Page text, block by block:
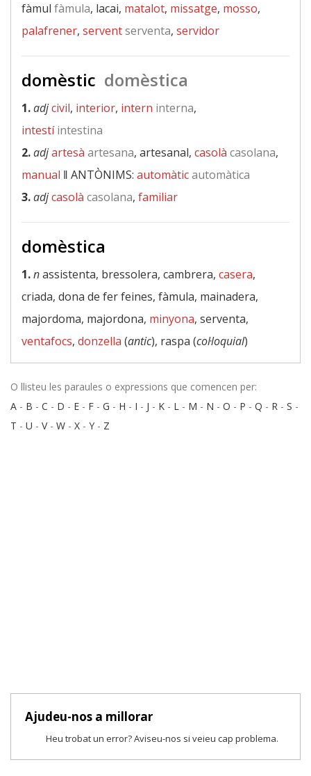
fàmul fàmula, lacai, matalot, missatge, mosso,
palafrener, serventserventa, servidor
domèstic domèstica
1.adjcivil, interior, intern interna,
intestíintestina
2.adjartesà artesana, artesanal, casolà casolana,
manual ‖ ANTÒNIMS: automàticautomàtica
3.adjcasolà casolana, familiar
domèstica
1.nassistenta, bressolera, cambrera, casera,
criada, dona de fer feines, fàmula, mainadera,
majordoma, majordona, minyona, serventa,
ventafocs, donzella (antic), raspa (col·loquial)
O llisteu les paraules o expressions que comencen per:
A - B - C - D - E - F - G - H - I - J - K - L - M - N - O - P - Q - R - S -
T - U - V- W - X - Y - Z
Ajudeu-nos a millorar
Heu trobat un error? Aviseu-nos si veieu cap problema.